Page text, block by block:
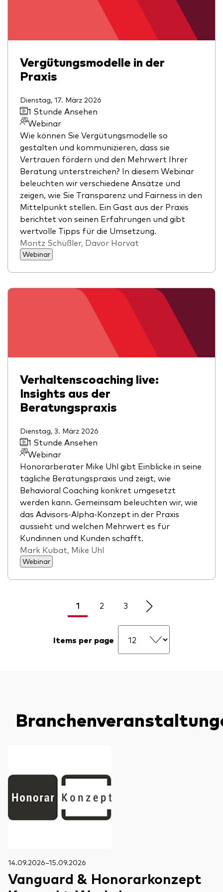
Vergütungsmodelle in der
Praxis
Dienstag, 17. März 2026
1 Stunde Ansehen
Webinar
Wie können Sie Vergütungsmodelle so
gestalten und kommunizieren, dass sie
Vertrauen fördern und den Mehrwert Ihrer
Beratung unterstreichen? In diesem Webinar
beleuchten wir verschiedene Ansätze und
zeigen, wie Sie Transparenz und Fairness in den
Mittelpunkt stellen. Ein Gast aus der Praxis
berichtet von seinen Erfahrungen und gibt
wertvolle Tipps für die Umsetzung.
Moritz Schüßler, Davor Horvat
Webinar
Verhaltenscoaching live:
Insights aus der
Beratungspraxis
Dienstag, 3. März 2026
1 Stunde Ansehen
Webinar
Honorarberater Mike Uhl gibt Einblicke in seine
tägliche Beratungspraxis und zeigt, wie
Behavioral Coaching konkret umgesetzt
werden kann. Gemeinsam beleuchten wir, wie
das Advisors‑Alpha‑Konzept in der Praxis
aussieht und welchen Mehrwert es für
Kundinnen und Kunden schafft.
Mark Kubat, Mike Uhl
Webinar
1 2 3
Items per page
14.09.2026–15.09.2026
Vanguard & Honorarkonzept